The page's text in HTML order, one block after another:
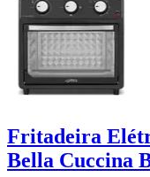
Fritadeira
Bella Cuccina